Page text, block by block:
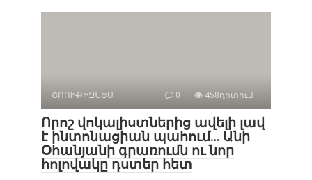
ՇՈՈՒ-ԲԻԶՆԵՍ 0 458դիտում
Որոշ վոկալիստներից ավելի լավ
է ինտոնացիան պահում… Անի
Օհանյանի գրառումն ու նոր
հոլովակը դստեր հետ